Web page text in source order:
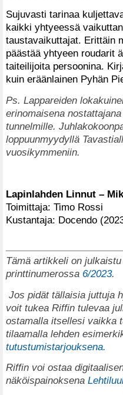
Sujuvasti tarinaa
kaikki yhtyeessä
taustavaikuttajat. Erittäin
päästää yhtyeen roudarit
taiteilijoita persoonina.
kuin eräänlainen Pyhän
Ps. Lappareiden
erinomaisena
tunnelmille.
loppuunmyydyllä
vuosikymmeniin.
Lapinlahden Linnut –
Toimittaja: Timo Rossi
Kustantaja: Docendo
Tämä artikkeli on
printtinumerossa 6/2023.
Jos pidät tällaisia juttuja
voit tukea Riffin tulevaa
ostamalla itsellesi vaikka
tilaamalla lehden
tutustumistarjouksena.
Riffin voi ostaa
näköispainoksena